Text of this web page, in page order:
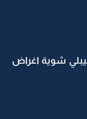
شوية اغراض